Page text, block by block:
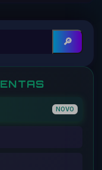
🔎
NOVO